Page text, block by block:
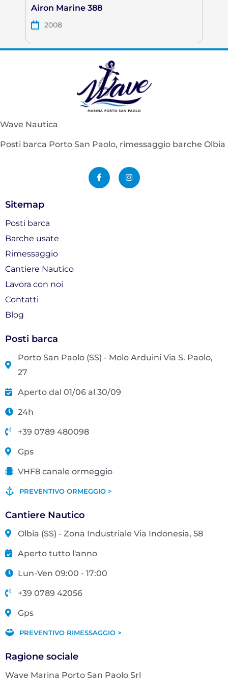
Airon Marine 388
2008
Wave Nautica
Posti barca Porto San Paolo, rimessaggio barche Olbia
a
c
e
b
n
s
t
a
Sitemap
Posti barca
Barche usate
Rimessaggio
Cantiere Nautico
Lavora con noi
Contatti
Blog
Posti barca
Porto San Paolo (SS) - Molo Arduini Via S. Paolo,
27
Aperto dal 01/06 al 30/09
24h
+39 0789 480098
Gps
VHF8 canale ormeggio
PREVENTIVO ORMEGGIO >
Cantiere Nautico
Olbia (SS) - Zona Industriale Via Indonesia, 58
Aperto tutto l'anno
Lun-Ven 09:00 - 17:00
+39 0789 42056
Gps
PREVENTIVO RIMESSAGGIO >
Ragione sociale
Wave Marina Porto San Paolo Srl